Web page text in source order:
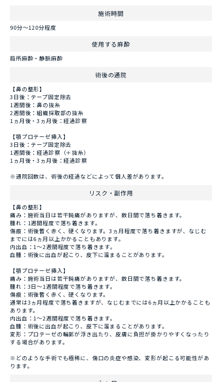
施術時間
90分～120分程度
使用する麻酔
局所麻酔・静脈麻酔
術後の通院
【鼻の整形】
3日後：テープ固定除去
1週間後：鼻の抜糸
2週間後：組織採取部の抜糸
1ヵ月後・3ヵ月後：経過診察
【顎プロテーゼ挿入】
3日後：テープ固定除去
1週間後：経過診察（＋抜糸）
1ヵ月後・3ヵ月後：経過診察
※通院回数は、術後の経過などによって個人差があります。
リスク・副作用
【鼻の整形】
痛み：施術当日は若干鈍痛がありますが、数日間で落ち着きます。
腫れ：1週間程度で落ち着きます。
傷痕：術後暫く赤く、硬くなります。3ヵ月程度で落ち着きますが、なじむ
までには6ヵ月以上かかることもあります。
内出血：1～2週間程度で落ち着きます。
血腫：術後に出血が起こり、皮下に溜まることがあります。
【顎プロテーゼ挿入】
痛み：施術当日は若干鈍痛がありますが、数日間で落ち着きます。
腫れ：3日〜1週間程度で落ち着きます。
傷痕：術後暫く赤く、硬くなります。
通常は3ヵ月程度で落ち着きますが、なじむまでには6ヵ月以上かかることも
あります。
内出血：1〜2週間程度で落ち着きます。
血腫：術後に出血が起こり、皮下に溜まることがあります。
変形：プロテーゼの輪郭が浮き出たり、皮膚に負担が掛かりやすくなったり
する場合があります。
※どのような手術でも極稀に、傷口の炎症や感染、変形が起こる可能性があ
ります。